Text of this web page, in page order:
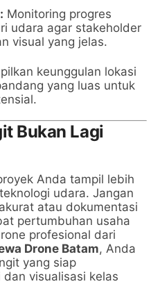
Monitoring progres
udara agar stakeholder
visual yang jelas.
keunggulan lokasi
yang luas untuk
Bukan Lagi
Anda tampil lebih
udara. Jangan
atau dokumentasi
pertumbuhan usaha
profesional dari
Drone Batam, Anda
yang siap
visualisasi kelas